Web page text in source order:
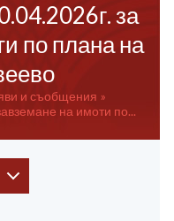
за
по плана на
и съобщения
на имоти по...